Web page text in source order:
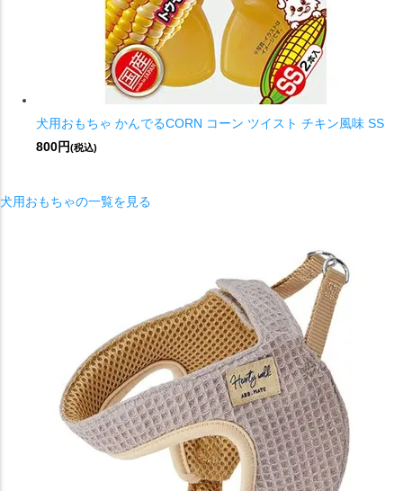
犬用おもちゃ かんでるCORN コーン ツイスト チキン風味 SS
800円(税込)
犬用おもちゃの一覧を見る